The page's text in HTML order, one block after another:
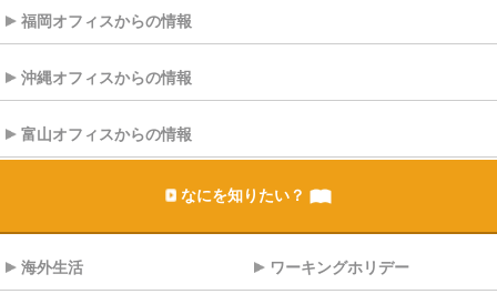
福岡オフィスからの情報
沖縄オフィスからの情報
富山オフィスからの情報
なにを知りたい？
海外生活 ワーキングホリデー